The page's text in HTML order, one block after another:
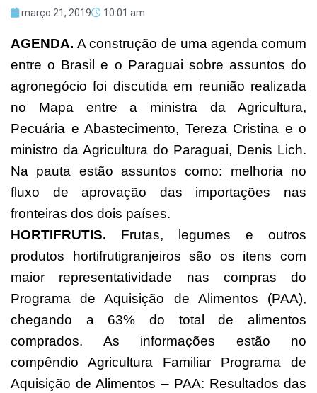
março 21, 2019 10:01 am
AGENDA. A construção de uma agenda comum
entre o Brasil e o Paraguai sobre assuntos do
agronegócio foi discutida em reunião realizada
no Mapa entre a ministra da Agricultura,
Pecuária e Abastecimento, Tereza Cristina e o
ministro da Agricultura do Paraguai, Denis Lich.
Na pauta estão assuntos como: melhoria no
fluxo de aprovação das importações nas
fronteiras dos dois países.
HORTIFRUTIS. Frutas, legumes e outros
produtos hortifrutigranjeiros são os itens com
maior representatividade nas compras do
Programa de Aquisição de Alimentos (PAA),
chegando a 63% do total de alimentos
comprados. As informações estão no
compêndio Agricultura Familiar Programa de
Aquisição de Alimentos – PAA: Resultados das